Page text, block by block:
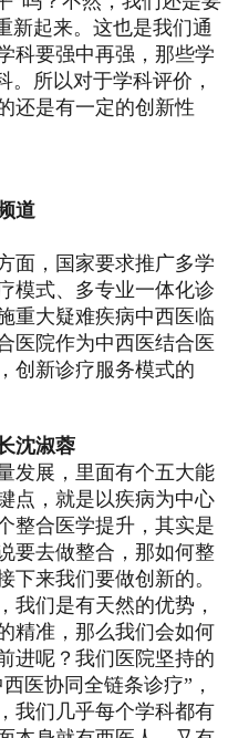
新起来。这也是我们通
科要强中再强，那些学
。所以对于学科评价，
还是有一定的创新性
道
面，国家要求推广多学
模式、多专业一体化诊
重大疑难疾病中西医临
医院作为中西医结合医
创新诊疗服务模式的
沈淑蓉
发展，里面有个五大能
点，就是以疾病为中心
整合医学提升，其实是
要去做整合，那如何整
下来我们要做创新的。
我们是有天然的优势，
精准，那么我们会如何
进呢？我们医院坚持的
医协同全链条诊疗”，
我们几乎每个学科都有